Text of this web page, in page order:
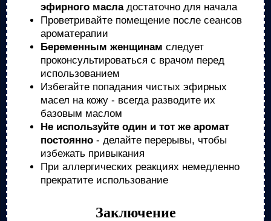
эфирного масладостаточно для начала
Проветривайте помещение после сеансов
ароматерапии
Беременным женщинам следует
проконсультироваться с врачом перед
использованием
Избегайте попадания чистых эфирных
масел на кожу - всегда разводите их
базовым маслом
Не используйте один и тот же аромат
постоянно - делайте перерывы, чтобы
избежать привыкания
При аллергических реакциях немедленно
прекратите использование
Заключение